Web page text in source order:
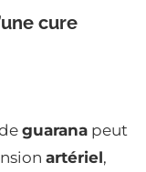
cure
guarana peut
artériel,